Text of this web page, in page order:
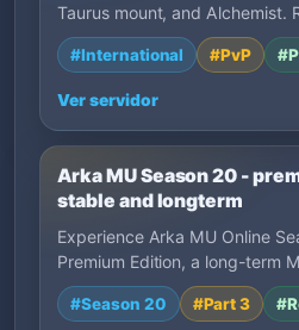
Taurus mount, and Alchemist.
#International #PvP
Ver servidor
Arka MU Season 20 -
stable and longterm
Experience Arka MU Online
Premium Edition, a long-term
#Season 20 #Part 3